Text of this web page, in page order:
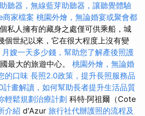
聽器，無線藍芽助聽器，讓聽覺體驗
家檔案 桃園外燴，無論婚宴或聚會都
私人擁有的藏身之處僅可供乘船，城
個世紀以來，它在很大程度上沒有變
月嫂一天多少錢，幫助您了解產後照護
最大的旅遊中心。 桃園外燴，無論婚
的口味 長照2.0政策，提升長照服務品
計畫解讀，如何幫助長者提升生活品質
輕鬆規劃治療計劃 科特·阿祖爾（Cote
介紹 d'Azur 旅行社代辦護照的流程及